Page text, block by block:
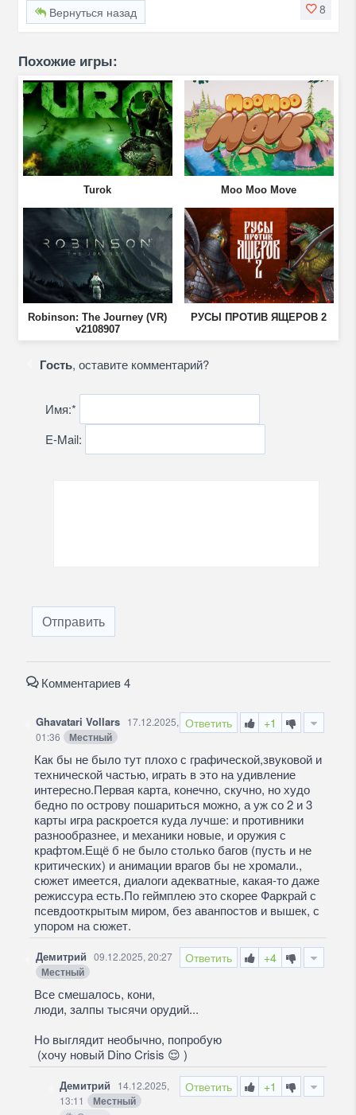
8
Вернуться назад
Похожие игры:
Turok Moo Moo Move
Robinson: The Journey (VR)
v2108907
РУСЫ ПРОТИВ ЯЩЕРОВ 2
Гость, оставите комментарий?
Имя:*
E-Mail:
Отправить
Комментариев 4
Ответить +1
Ghavatari Vollars 17.12.2025,
01:36
Местный
Как бы не было тут плохо с графической,звуковой и
технической частью, играть в это на удивление
интересно.Первая карта, конечно, скучно, но худо
бедно по острову пошариться можно, а уж со 2 и 3
карты игра раскроется куда лучше: и противники
разнообразнее, и механики новые, и оружия с
крафтом.Ещё б не было столько багов (пусть и не
критических) и анимации врагов бы не хромали.,
сюжет имеется, диалоги адекватные, какая-то даже
режиссура есть.По геймплею это скорее Фаркрай с
псевдооткрытым миром, без аванпостов и вышек, с
упором на сюжет.
Ответить +4
Демитрий 09.12.2025, 20:27
Местный
Все смешалось, кони,
люди, залпы тысячи орудий...
Но выглядит необычно, попробую
(хочу новый Dino Crisis 😌 )
Ответить +1
Демитрий
14.12.2025,
13:11
Местный